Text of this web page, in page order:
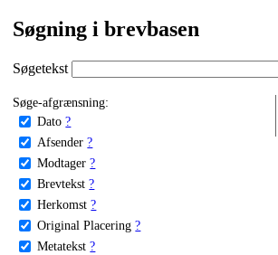
Søgning i brevbasen
Søgetekst
Søge-afgrænsning:
Dato ?
Afsender ?
Modtager ?
Brevtekst ?
Herkomst ?
Original Placering ?
Metatekst ?